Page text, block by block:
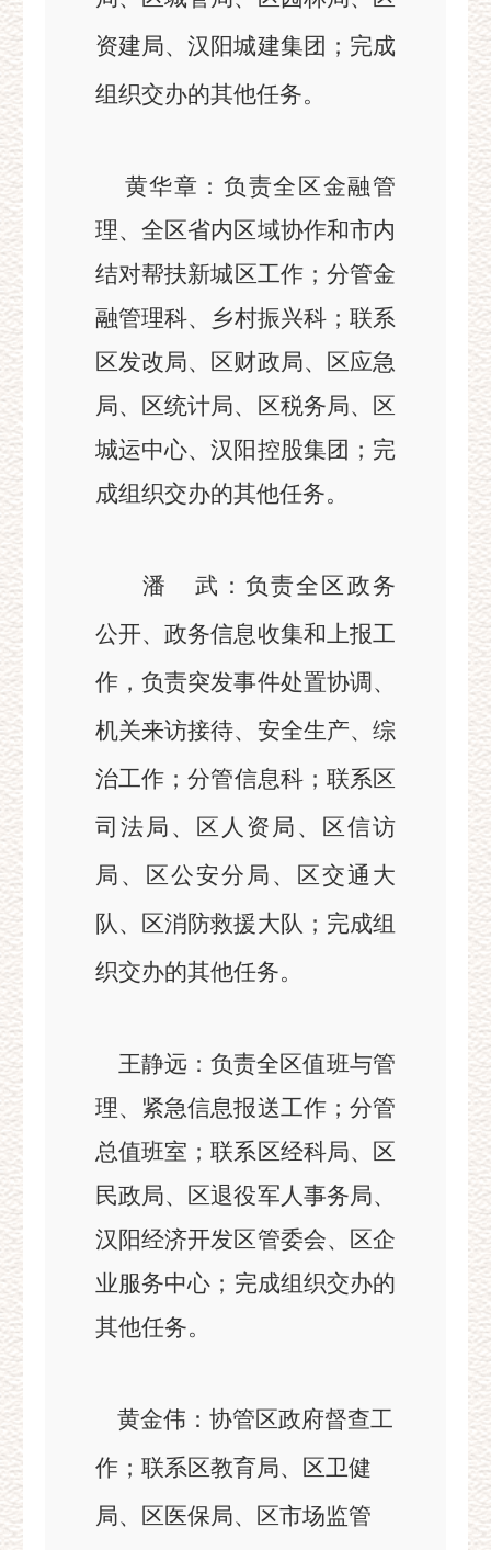
资建局、汉阳城建集团 ；完成
组织交办的其他任务。
黄华章：负责全区金融管
理、全区省内区域协作和市内
结对帮扶新城区工作；分管金
融管理科、
乡村振兴科； 联系
区发改局、区财政局、区应急
局、区统计局、区税务局、
区
城运中心、汉阳控股集团； 完
成组织交办的其他任务。
潘 武 ： 负责全区政务
公开、政务信息收集和上报工
作，负责突发事件处置协调、
机关来访接待、安全生产、综
治工作 ；分管信息科； 联系区
司法局、区人资局、
区信访
局、区公安分局、区交通大
队、区消防救援大队 ； 完成组
织交办的其他任务。
王静远：负责全区值班与管
理、紧急信息报送工作；分管
总值班室；联系区经科局、
区
民政局、区退役军人事务局、
汉阳经济开发区管委会、区企
业服务中心 ； 完成组织交办的
其他任务。
黄金伟 ：协管区政府督查工
作；联系区教育局、区卫健
局、区医保局、区市场监管